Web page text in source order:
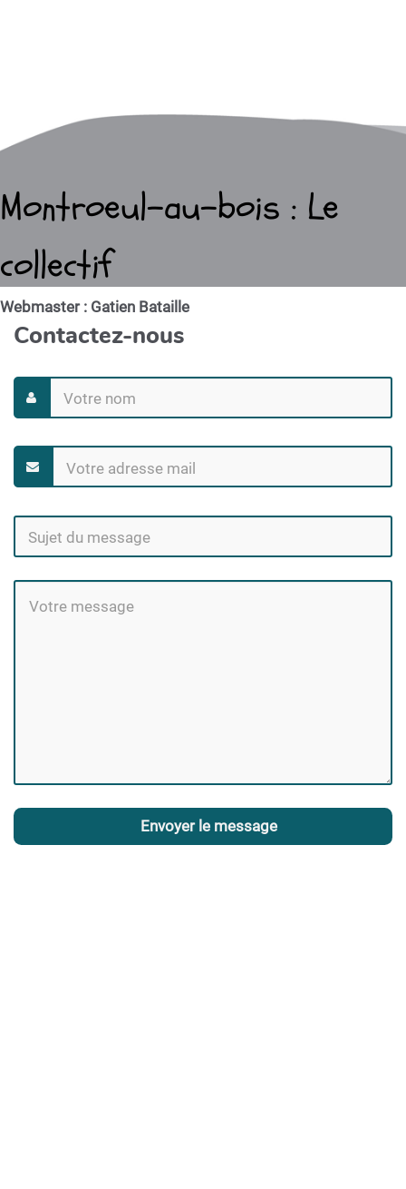
Montroeul-au-bois : Le
collectif
Webmaster : Gatien Bataille
Contactez-nous
Envoyer le message